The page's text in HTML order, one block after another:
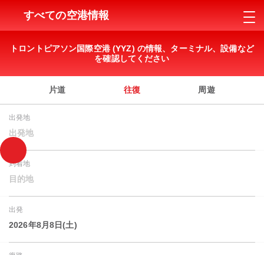
すべての空港情報
トロントピアソン国際空港 (YYZ) の情報、ターミナル、設備など
を確認してください
片道 往復 周遊
出発地
出発地
到着地
目的地
出発
2026年8月8日(土)